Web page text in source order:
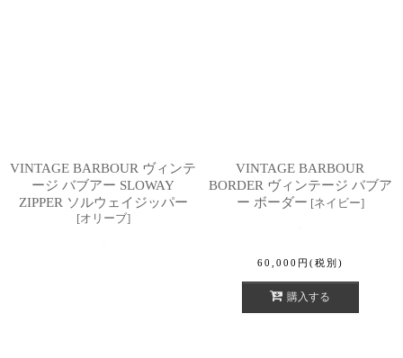
VINTAGE BARBOUR ヴィンテ
ージ バブアー SLOWAY
ZIPPER ソルウェイジッパー
[オリーブ]
VINTAGE BARBOUR
BORDER ヴィンテージ バブア
ー ボーダー [ネイビー]
60,000 円 (税別)
購入する